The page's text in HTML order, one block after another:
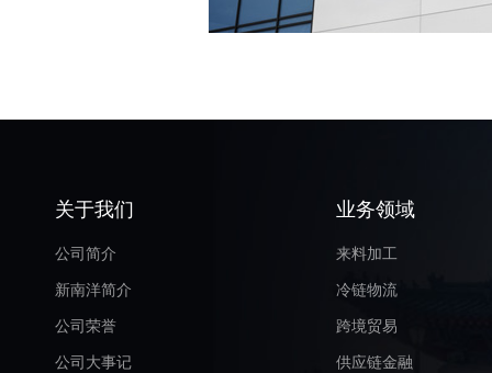
关于我们
公司简介
新南洋简介
公司荣誉
公司大事记
业务领域
来料加工
冷链物流
跨境贸易
供应链金融